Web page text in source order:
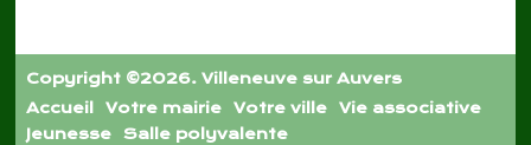
Copyright ©2026. Villeneuve sur Auvers
Accueil
Votre mairie Votre ville
Vie associative
Jeunesse
Salle polyvalente